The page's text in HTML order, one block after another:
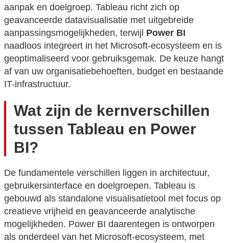
aanpak en doelgroep. Tableau richt zich op
geavanceerde datavisualisatie met uitgebreide
aanpassingsmogelijkheden, terwijl Power BI
naadloos integreert in het Microsoft-ecosysteem en is
geoptimaliseerd voor gebruiksgemak. De keuze hangt
af van uw organisatiebehoeften, budget en bestaande
IT-infrastructuur.
Wat zijn de kernverschillen
tussen Tableau en Power
BI?
De fundamentele verschillen liggen in architectuur,
gebruikersinterface en doelgroepen. Tableau is
gebouwd als standalone visualisatietool met focus op
creatieve vrijheid en geavanceerde analytische
mogelijkheden. Power BI daarentegen is ontworpen
als onderdeel van het Microsoft-ecosysteem, met